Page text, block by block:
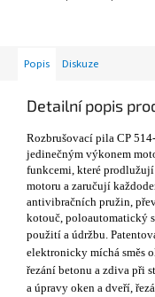
Popis Diskuze
Detailní popis
Rozbrušovací pila CP
jedinečným výkonem
funkcemi, které
motoru a zaručují
antivibračních pružin,
kotouč, poloautomatický
použití a údržbu.
elektronicky míchá směs
řezání betonu a zdiva při
a úpravy oken a dveří,